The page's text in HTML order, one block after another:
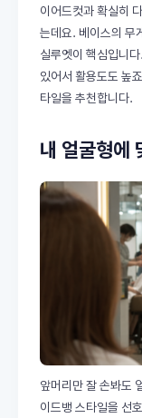
이어드컷과 확실히
는데요. 베이스의 무
실루엣이 핵심입니
있어서 활용도도 높
타일을 추천합니다.
내 얼굴형에
앞머리만 잘 손봐도
이드뱅 스타일을 선